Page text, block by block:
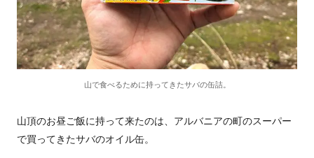
山で食べるために持ってきたサバの缶詰。
山頂のお昼ご飯に持って来たのは、アルバニアの町のスーパー
で買ってきたサバのオイル缶。